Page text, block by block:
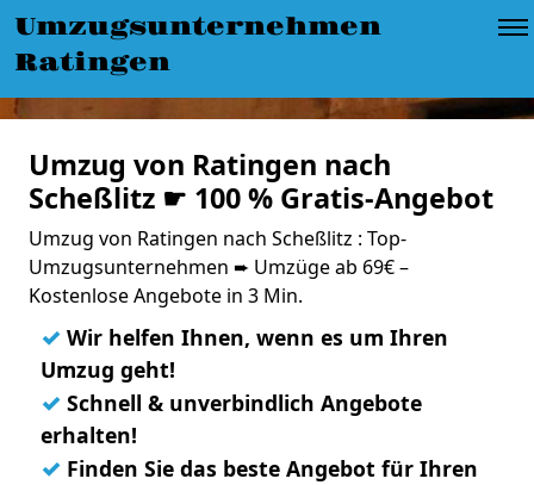
Umzugsunternehmen
Ratingen
Umzug von Ratingen nach
Scheßlitz ☛ 100 % Gratis-Angebot
Umzug von Ratingen nach Scheßlitz : Top-
Umzugsunternehmen ➨ Umzüge ab 69€ –
Kostenlose Angebote in 3 Min.
✓ Wir helfen Ihnen, wenn es um Ihren
Umzug geht!
✓ Schnell & unverbindlich Angebote
erhalten!
✓ Finden Sie das beste Angebot für Ihren